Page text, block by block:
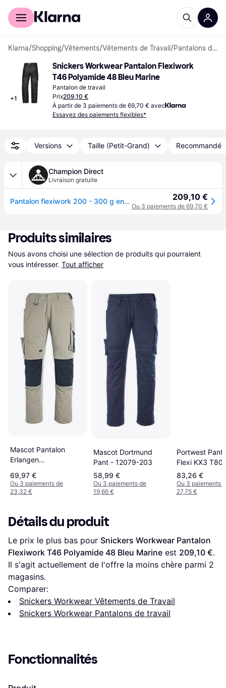
Acheter avec Klarna
Klarna/Shopping/Vêtements/Vêtements de Travail / Pantalons de travail
+1
Snickers Workwear Pantalon Flexiwork
T46 Polyamide 48 Bleu Marine
Pantalon de travail
Prix209,10 €
À partir de 3 paiements de 69,70 € avec
Essayez des paiements flexibles*
Versions Taille (Petit-Grand) Recommandé
Champion Direct
Livraison gratuite
Pantalon flexiwork 200 - 300 g entre 4 et 6 noir pantalon 36 polyamide / élasthanne 1 pièce(s) pantalon flexiwork noir t36 - snickers workewear 209,10 €
Ou 3 paiements de 69,70 €
Produits similaires
Nous avons choisi une sélection de produits qui pourraient
vous intéresser. Tout afficher
Mascot Pantalon
Erlangen
69,97 €
Ou 3 paiements de
23,32 €
Mascot Dortmund
Pant - 12079-203
58,99 €
Ou 3 paiements de
19,66 €
Portwest
Flexi KX3
83,26 €
Ou 3 paiements
27,75 €
Détails du produit
Le prix le plus bas pour Snickers Workwear Pantalon
Flexiwork T46 Polyamide 48 Bleu Marine est 209,10 €.
Il s'agit actuellement de l'offre la moins chère parmi 2
magasins.
Comparer:
Snickers Workwear Vêtements de Travail
Snickers Workwear Pantalons de travail
Fonctionnalités